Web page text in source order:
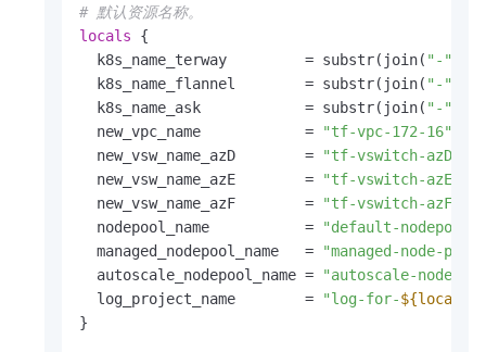
# 默认资源名称。
locals {
  k8s_name_terway         = substr(join(
"-"
  k8s_name_flannel        = substr(join(
"-"
  k8s_name_ask            = substr(join(
"-"
  new_vpc_name            =
"tf-vpc-172-16"
  new_vsw_name_azD        =
"tf-vswitch-azD-
  new_vsw_name_azE        =
"tf-vswitch-azE-
  new_vsw_name_azF        =
"tf-vswitch-azF-
  nodepool_name           =
"default-nodepool"
  managed_nodepool_name   =
"managed-node-pool"
  autoscale_nodepool_name =
"autoscale-node-
  log_project_name        =
"log-for-
}